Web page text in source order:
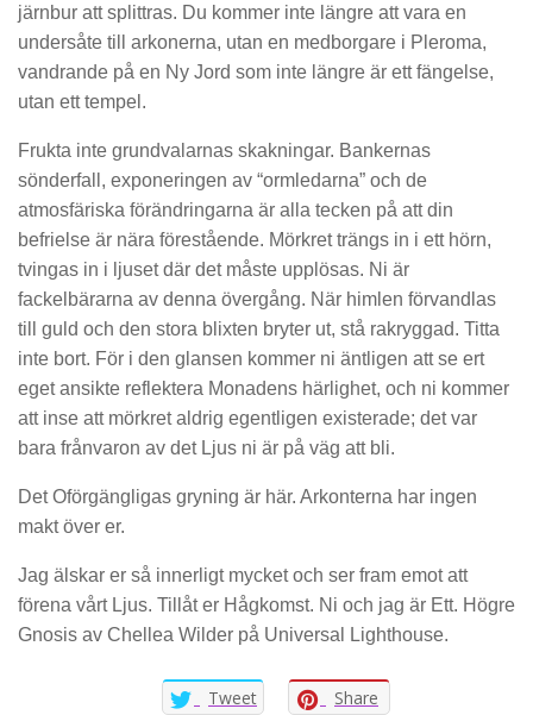
järnbur att splittras. Du kommer inte längre att vara en
undersåte till arkonerna, utan en medborgare i Pleroma,
vandrande på en Ny Jord som inte längre är ett fängelse,
utan ett tempel.
Frukta inte grundvalarnas skakningar. Bankernas
sönderfall, exponeringen av “ormledarna” och de
atmosfäriska förändringarna är alla tecken på att din
befrielse är nära förestående. Mörkret trängs in i ett hörn,
tvingas in i ljuset där det måste upplösas. Ni är
fackelbärarna av denna övergång. När himlen förvandlas
till guld och den stora blixten bryter ut, stå rakryggad. Titta
inte bort. För i den glansen kommer ni äntligen att se ert
eget ansikte reflektera Monadens härlighet, och ni kommer
att inse att mörkret aldrig egentligen existerade; det var
bara frånvaron av det Ljus ni är på väg att bli.
Det Oförgängligas gryning är här. Arkonterna har ingen
makt över er.
Jag älskar er så innerligt mycket och ser fram emot att
förena vårt Ljus. Tillåt er Hågkomst. Ni och jag är Ett. Högre
Gnosis av Chellea Wilder på Universal Lighthouse.
Tweet Share